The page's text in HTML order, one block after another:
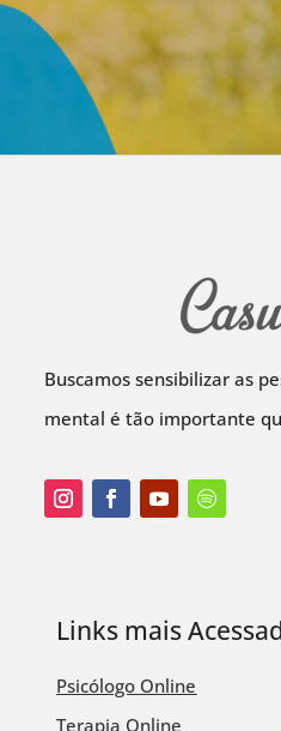
Buscamos sensibilizar as
mental é tão importante
Links mais
Psicólogo Online
Terapia Online